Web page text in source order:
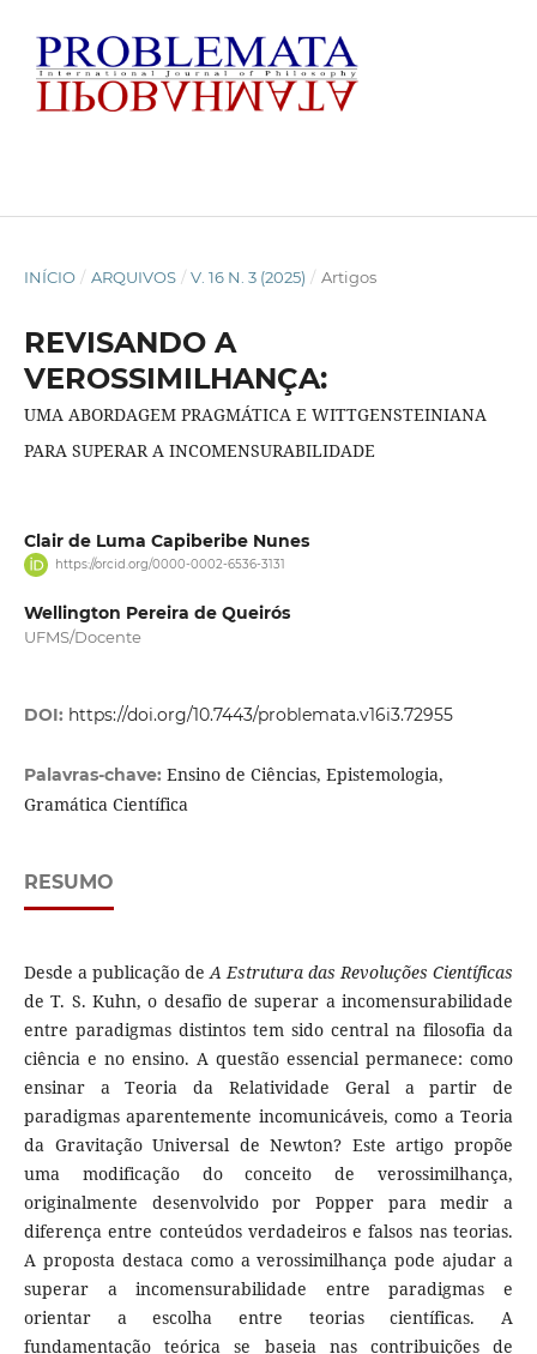
INÍCIO / ARQUIVOS / V. 16 N. 3 (2025) / Artigos
REVISANDO A
VEROSSIMILHANÇA:
UMA ABORDAGEM PRAGMÁTICA E WITTGENSTEINIANA
PARA SUPERAR A INCOMENSURABILIDADE
Clair de Luma Capiberibe Nunes
https://orcid.org/0000-0002-6536-3131
Wellington Pereira de Queirós
UFMS/Docente
DOI: https://doi.org/10.7443/problemata.v16i3.72955
Palavras-chave: Ensino de Ciências, Epistemologia,
Gramática Científica
RESUMO
Desde a publicação deA Estrutura das Revoluções Científicas
de T. S. Kuhn, o desafio de superar a incomensurabilidade
entre paradigmas distintos tem sido central na filosofia da
ciência e no ensino. A questão essencial permanece: como
ensinar a Teoria da Relatividade Geral a partir de
paradigmas aparentemente incomunicáveis, como a Teoria
da Gravitação Universal de Newton? Este artigo propõe
uma modificação do conceito de verossimilhança,
originalmente desenvolvido por Popper para medir a
diferença entre conteúdos verdadeiros e falsos nas teorias.
A proposta destaca como a verossimilhança pode ajudar a
superar a incomensurabilidade entre paradigmas e
orientar a escolha entre teorias científicas. A
fundamentação teórica se baseia nas contribuições de